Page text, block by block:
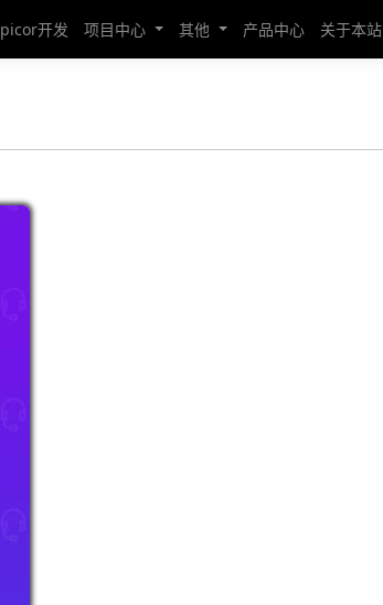
开发 项目中心 其他 产品中心 关于本站